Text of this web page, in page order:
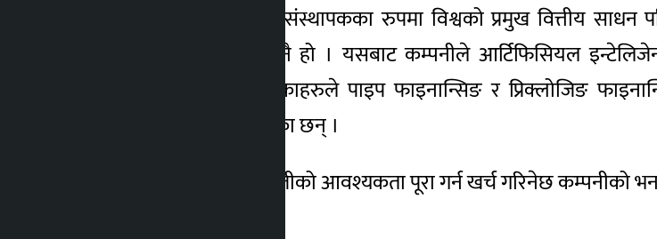
डा.मास्केले भने, ‘कम्पनीको संस्थापकका रुपमा विश्वको प्रमुख वित्तीय साधन
कम्पनीका लागि कोसेढुङ्गा नै हो । यसबाट कम्पनीले आर्टिफिसियल
सीएलएलएममा आबद्ध भएकाहरुले पाइप फाइनान्सिङ र प्रिक्लोजिङ
लगानीको प्रतिबद्धता जनाएका छन् ।
सो रकम कम्पानीको चालु पुँजीको आवश्यकता पूरा गर्न खर्च गरिनेछ कम्पनीको